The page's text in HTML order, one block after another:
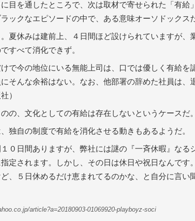
目を通したところで、次は取材で寄せられた「有給
ックなエピソードの中で、ある意味オーソドックス
。夏休みは建前上、４日間ほど設けられていますが、
すべて消化できず。
で今の地位にいる無能上司は、口では優しく有給を
そんな余裕はない。なお、他部署の辞めた社員は、
）
の、文化としての有給は存在しないというケースだ。
独自の制度で有給を消化させる動きもあるようだ。
１０日間ありますが、弊社には謎の『一斉休暇』なる
定されます。しかし、その日は休日や祝日なんです
、５日休めるだけ恵まれてるのかな、と自分に言い
article?a=20180903-01069920-playboyz-soci